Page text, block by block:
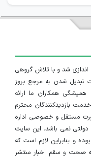
منقضی شده
منقضی شده
استخدام در تاریخ ۱۳۹۱/۱/۱۰ راه اندازی شد و با تلاش گروهی
تبدیل شدن به مرجع بروز
همکاران ما ارائه
بازدیدکنندگان محترم
مستقل و خصوصی اداره
نمی باشد، این سایت
و بنابراین لازم است که
صحت و سقم اخبار منتشر